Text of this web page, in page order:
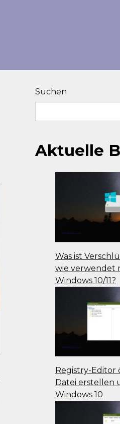
Suchen
Aktuelle
Was ist
wie verwendet
Windows 10/11?
Registry-Editor
Datei erstellen
Windows 10